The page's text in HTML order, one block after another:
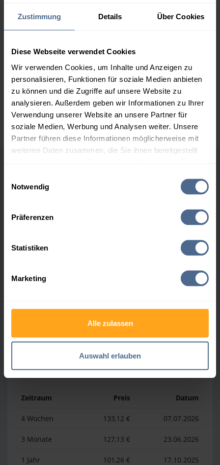
Zustimmung Details Über Cookies
Diese Webseite verwendet Cookies
Wir verwenden Cookies, um Inhalte und Anzeigen zu
personalisieren, Funktionen für soziale Medien anbieten
zu können und die Zugriffe auf unsere Website zu
analysieren. Außerdem geben wir Informationen zu Ihrer
Verwendung unserer Website an unsere Partner für
soziale Medien, Werbung und Analysen weiter. Unsere
Partner führen diese Informationen möglicherweise mit
weiteren Daten zusammen, die Sie ihnen bereitgestellt
Notwendig
Präferenzen
Statistiken
Marketing
Alle zulassen
Auswahl erlauben
2.000 Liter – 0,22 €
3.000 Liter
158,43 €
5.000 Liter
156,70 €
156,91 €
– 0,22 €
Preise für Heizöl in Standardqualität nach Ö-Norm C 1109 in € / 100
Liter inkl. MwSt. und Lieferung bei einer Lieferstelle.
Höchst- und Tiefststände der
Heizölpreise in Gosdorf
4 Wochen 30.07.2026
193,13 €
Heizölpreis-Tiefstwerte
Zeitraum Preis Datum
4 Wochen 133,12 € 07.07.2026
3 Monate 127,13 € 23.06.2026
1 Jahr 101,26 € 17.10.2025